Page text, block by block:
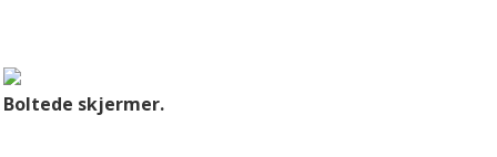
Boltede skjermer.